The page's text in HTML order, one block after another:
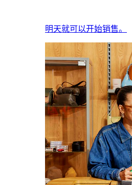
明天就可以开始销售。